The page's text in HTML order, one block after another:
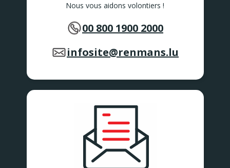
Nous vous aidons volontiers !
00 800 1900 2000
infosite@renmans.lu